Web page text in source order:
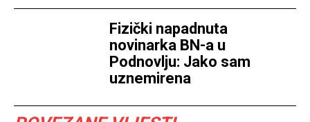
Fizički napadnuta
novinarka BN-a u
Podnovlju: Jako sam
uznemirena